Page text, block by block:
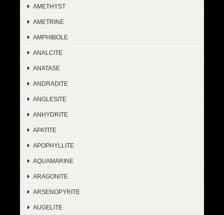
AMETHYST
AMETRINE
AMPHIBOLE
ANALCITE
ANATASE
ANDRADITE
ANGLESITE
ANHYDRITE
APATITE
APOPHYLLITE
AQUAMARINE
ARAGONITE
ARSENOPYRITE
AUGELITE